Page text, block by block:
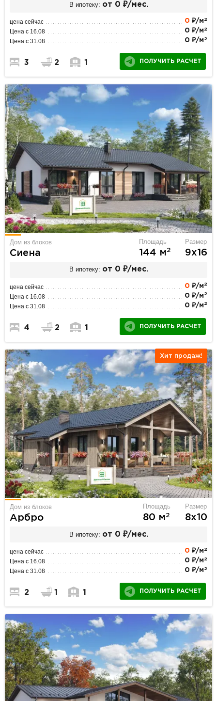
В ипотеку: от 0 ₽/мес.
цена сейчас 0 ₽/м 2
Цена с 16.08 0 ₽/м 2
Цена с 31.08 0 ₽/м 2
3 2 1 ПОЛУЧИТЬ РАСЧЕТ
Дом из блоков
Сиена
Площадь
144 м2
Размер
9х16
В ипотеку: от 0 ₽/мес.
цена сейчас 0 ₽/м 2
Цена с 16.08 0 ₽/м 2
Цена с 31.08 0 ₽/м 2
4 2 1 ПОЛУЧИТЬ РАСЧЕТ
Хит продаж!
Дом из блоков
Арбро
Площадь
80 м2
Размер
8х10
В ипотеку: от 0 ₽/мес.
цена сейчас 0 ₽/м 2
Цена с 16.08 0 ₽/м 2
Цена с 31.08 0 ₽/м 2
2 1 1 ПОЛУЧИТЬ РАСЧЕТ